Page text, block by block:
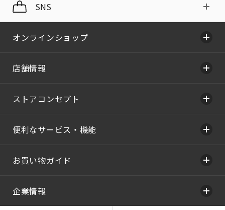
SNS
オンラインショップ
店舗情報
ストアコンセプト
便利なサービス・機能
お買い物ガイド
企業情報